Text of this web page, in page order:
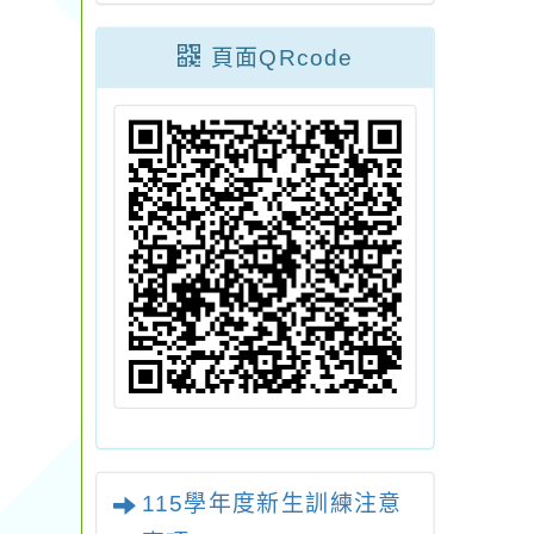
頁面QRcode
115學年度新生訓練注意